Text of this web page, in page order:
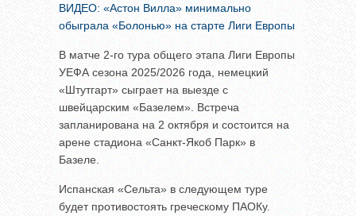
ВИДЕО: «Астон Вилла» минимально
обыграла «Болонью» на старте Лиги Европы
В матче 2-го тура общего этапа Лиги Европы
УЕФА сезона 2025/2026 года, немецкий
«Штутгарт» сыграет на выезде с
швейцарским «Базелем». Встреча
запланирована на 2 октября и состоится на
арене стадиона «Санкт-Якоб Парк» в
Базеле.
Испанская «Сельта» в следующем туре
будет противостоять греческому ПАОКу.